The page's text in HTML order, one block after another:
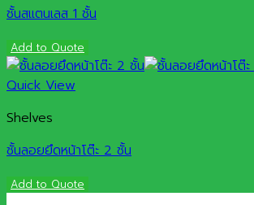
ชั้นสแตนเลส 1 ชั้น
Add to Quote
Quick View
Shelves
ชั้นลอยยึดหน้าโต๊ะ 2 ชั้น
Add to Quote